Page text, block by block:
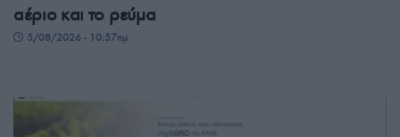
αέριο και το ρεύμα
5/08/2026 - 10:57πμ